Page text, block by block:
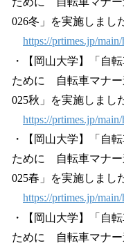
026冬」を実施しまし
https://prtimes.jp/
・【岡山大学】「自
ために 自転車マナー
025秋」を実施しまし
https://prtimes.jp/
・【岡山大学】「自
ために 自転車マナー
025春」を実施しまし
https://prtimes.jp/
・【岡山大学】「自
ために 自転車マナー